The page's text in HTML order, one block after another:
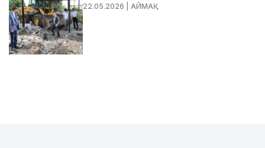
22.05.2026 | АЙМАҚ